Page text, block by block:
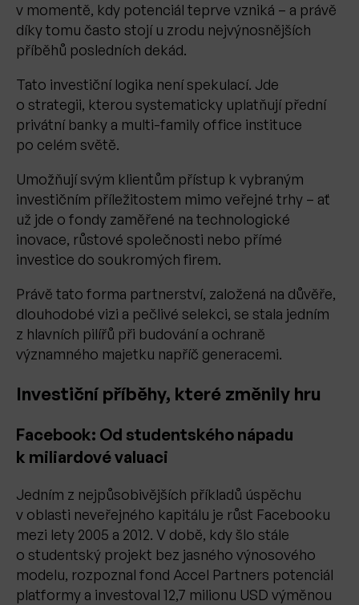
v momentě, kdy potenciál teprve vzniká – a právě
díky tomu často stojí u zrodu nejvýnosnějších
příběhů posledních dekád.
Tato investiční logika není spekulací. Jde
o strategii, kterou systematicky uplatňují přední
privátní banky a multi-family office instituce
po celém světě.
Umožňují svým klientům přístup k vybraným
investičním příležitostem mimo veřejné trhy – ať
už jde o fondy zaměřené na technologické
inovace, růstové společnosti nebo přímé
investice do soukromých firem.
Právě tato forma partnerství, založená na důvěře,
dlouhodobé vizi a pečlivé selekci, se stala jedním
z hlavních pilířů při budování a ochraně
významného majetku napříč generacemi.
Investiční příběhy, které změnily hru
Facebook: Od studentského nápadu
k miliardové valuaci
Jedním z nejpůsobivějších příkladů úspěchu
v oblasti neveřejného kapitálu je růst Facebooku
mezi lety 2005 a 2012. V době, kdy šlo stále
o studentský projekt bez jasného výnosového
modelu, rozpoznal fond Accel Partners potenciál
platformy a investoval 12,7 milionu USD výměnou